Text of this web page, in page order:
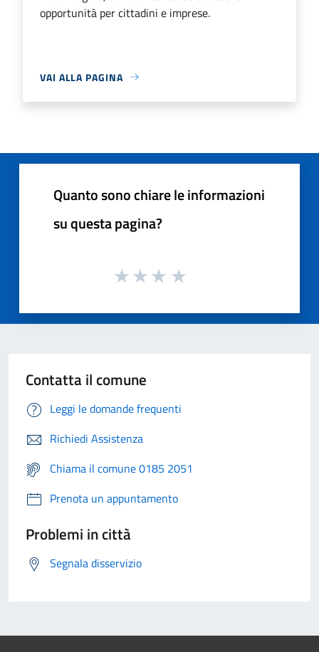
opportunità per cittadini e imprese.
VAI ALLA PAGINA
Quanto sono chiare le informazioni
su questa pagina?
Contatta il comune
Leggi le domande frequenti
Richiedi Assistenza
Chiama il comune 0185 2051
Prenota un appuntamento
Problemi in città
Segnala disservizio